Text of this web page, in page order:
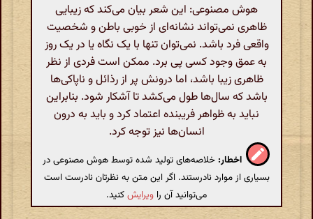
هوش مصنوعی: این شعر بیان می‌کند که زیبایی
ظاهری نمی‌تواند نشانه‌ای از خوبی باطن و شخصیت
واقعی فرد باشد. نمی‌توان تنها با یک نگاه یا در یک روز
به عمق وجود کسی پی برد. ممکن است فردی از نظر
ظاهری زیبا باشد، اما درونش پر از رذائل و ناپاکی‌ها
باشد که سال‌ها طول می‌کشد تا آشکار شود. بنابراین
نباید به ظواهر فریبنده اعتماد کرد و باید به درون
انسان‌ها نیز توجه کرد.
اخطار: خلاصه‌های تولید شده توسط هوش مصنوعی در
بسیاری از موارد نادرستند. اگر این متن به نظرتان نادرست است
می‌توانید آن را ویرایشکنید.